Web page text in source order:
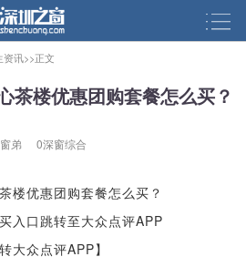
资讯>>正文
茶楼优惠团购套餐怎么买？
弟 0深窗综合
楼优惠团购套餐怎么买？
入口跳转至大众点评APP
大众点评APP】